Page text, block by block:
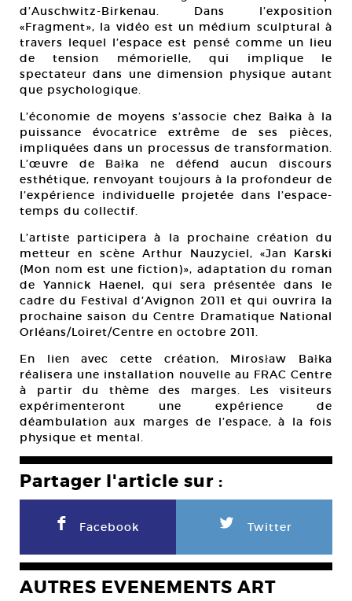
d’Auschwitz-Birkenau. Dans l’exposition
«Fragment», la vidéo est un médium sculptural à
travers lequel l’espace est pensé comme un lieu
de tension mémorielle, qui implique le
spectateur dans une dimension physique autant
que psychologique.
L’économie de moyens s’associe chez Bałka à la
puissance évocatrice extrême de ses pièces,
impliquées dans un processus de transformation.
L’œuvre de Bałka ne défend aucun discours
esthétique, renvoyant toujours à la profondeur de
l’expérience individuelle projetée dans l’espace-
temps du collectif.
L’artiste participera à la prochaine création du
metteur en scène Arthur Nauzyciel, «Jan Karski
(Mon nom est une fiction)», adaptation du roman
de Yannick Haenel, qui sera présentée dans le
cadre du Festival d’Avignon 2011 et qui ouvrira la
prochaine saison du Centre Dramatique National
Orléans/Loiret/Centre en octobre 2011.
En lien avec cette création, Mirosław Bałka
réalisera une installation nouvelle au FRAC Centre
à partir du thème des marges. Les visiteurs
expérimenteront une expérience de
déambulation aux marges de l’espace, à la fois
physique et mental.
Partager l'article sur :
F Facebook L Twitter
AUTRES EVENEMENTS ART